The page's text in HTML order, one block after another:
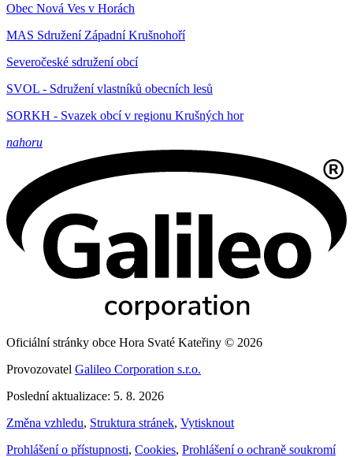
Obec Nová Ves v Horách
MAS Sdružení Západní Krušnohoří
Severočeské sdružení obcí
SVOL - Sdružení vlastníků obecních lesů
SORKH - Svazek obcí v regionu Krušných hor
nahoru
Oficiální stránky obce Hora Svaté Kateřiny © 2026
Provozovatel Galileo Corporation s.r.o.
Poslední aktualizace: 5. 8. 2026
Změna vzhledu, Struktura stránek, Vytisknout
Prohlášení o přístupnosti, Cookies, Prohlášení o ochraně soukromí